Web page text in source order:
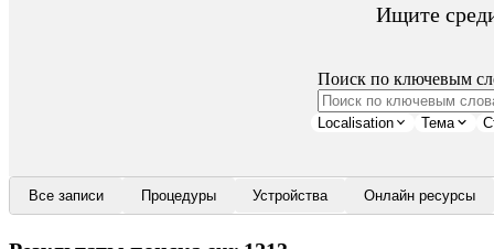
Ищите
Поиск по ключевым
Localisation Тема
Все записи Процедуры Устройства Онлайн ресурсы